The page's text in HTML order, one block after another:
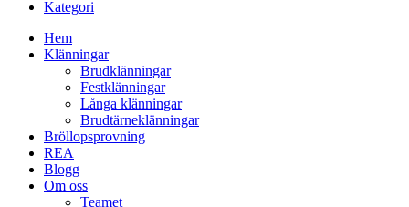
Kategori
Hem
Klänningar
Brudklänningar
Festklänningar
Långa klänningar
Brudtärneklänningar
Bröllopsprovning
REA
Blogg
Om oss
Teamet